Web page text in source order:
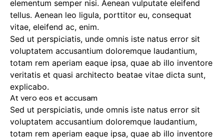
elementum semper nisi. Aenean vulputate eleifend
tellus. Aenean leo ligula, porttitor eu, consequat
vitae, eleifend ac, enim.
Sed ut perspiciatis, unde omnis iste natus error sit
voluptatem accusantium doloremque laudantium,
totam rem aperiam eaque ipsa, quae ab illo inventore
veritatis et quasi architecto beatae vitae dicta sunt,
explicabo.
At vero eos et accusam
Sed ut perspiciatis, unde omnis iste natus error sit
voluptatem accusantium doloremque laudantium,
totam rem aperiam eaque ipsa, quae ab illo inventore